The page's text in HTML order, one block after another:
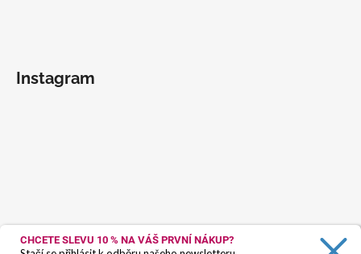
Instagram
CHCETE SLEVU 10 % NA VÁŠ PRVNÍ NÁKUP?